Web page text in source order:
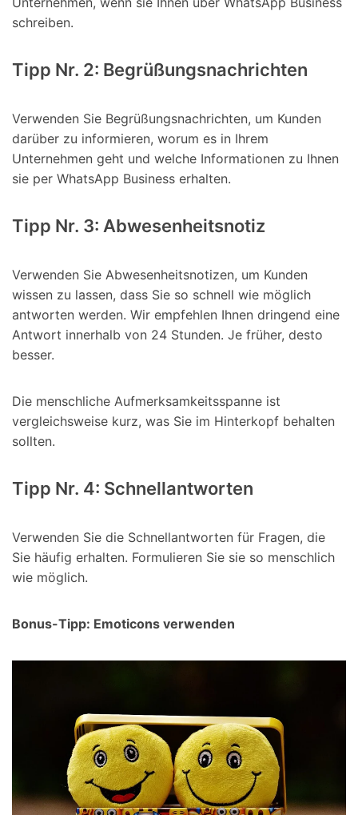
schreiben.
Tipp Nr. 2: Begrüßungsnachrichten
Verwenden Sie Begrüßungsnachrichten, um Kunden
darüber zu informieren, worum es in Ihrem
Unternehmen geht und welche Informationen zu Ihnen
sie per WhatsApp Business erhalten.
Tipp Nr. 3: Abwesenheitsnotiz
Verwenden Sie Abwesenheitsnotizen, um Kunden
wissen zu lassen, dass Sie so schnell wie möglich
antworten werden. Wir empfehlen Ihnen dringend eine
Antwort innerhalb von 24 Stunden. Je früher, desto
besser.
Die menschliche Aufmerksamkeitsspanne ist
vergleichsweise kurz, was Sie im Hinterkopf behalten
sollten.
Tipp Nr. 4: Schnellantworten
Verwenden Sie die Schnellantworten für Fragen, die
Sie häufig erhalten. Formulieren Sie sie so menschlich
wie möglich.
Bonus-Tipp: Emoticons verwenden